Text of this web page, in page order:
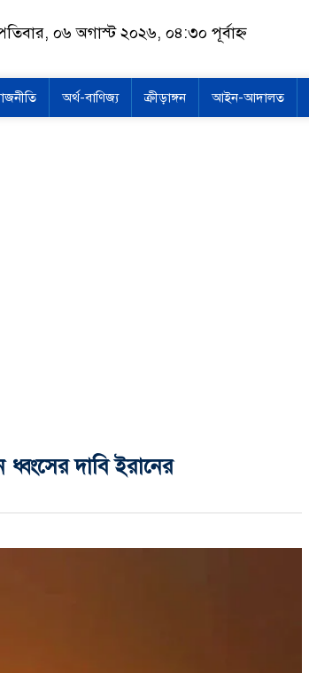
০৬ অগাস্ট ২০২৬, ০৪:৩০ পূর্বাহ্ন
অর্থ-বাণিজ্য ক্রীড়াঙ্গন আইন-আদালত
ধ্বংসের দাবি ইরানের